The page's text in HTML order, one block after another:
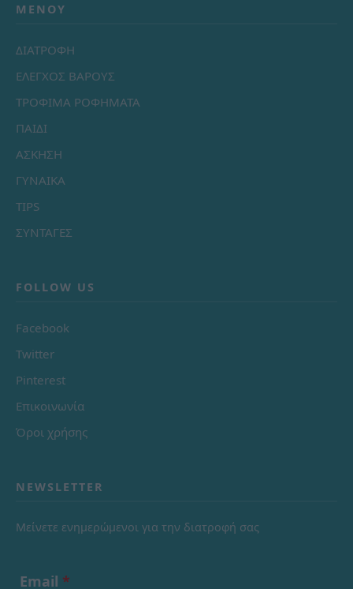
ΜΕΝΟΎ
ΔΙΑΤΡΟΦΗ
ΕΛΕΓΧΟΣ ΒΑΡΟΥΣ
ΤΡΟΦΙΜΑ ΡΟΦΗΜΑΤΑ
ΠΑΙΔΙ
ΑΣΚΗΣΗ
ΓΥΝΑΙΚΑ
TIPS
ΣΥΝΤΑΓΕΣ
FOLLOW US
Facebook
Twitter
Pinterest
Επικοινωνία
Όροι χρήσης
NEWSLETTER
Μείνετε ενημερώμενοι για την διατροφή σας
Email *